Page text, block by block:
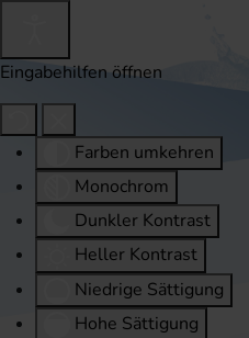
Eingabehilfen öffnen
Farben umkehren
Monochrom
Dunkler Kontrast
Heller Kontrast
Niedrige Sättigung
Hohe Sättigung